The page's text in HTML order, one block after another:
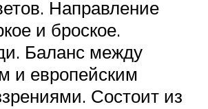
Направление
и броское.
Баланс между
и европейским
Состоит из